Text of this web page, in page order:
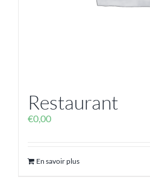
Restaurant
€0,00
En savoir plus